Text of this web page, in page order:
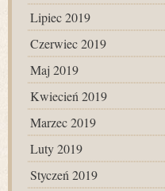
Lipiec 2019
Czerwiec 2019
Maj 2019
Kwiecień 2019
Marzec 2019
Luty 2019
Styczeń 2019